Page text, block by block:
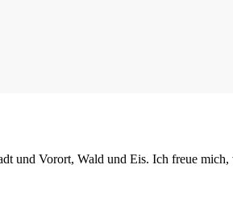
und Vorort, Wald und Eis. Ich freue